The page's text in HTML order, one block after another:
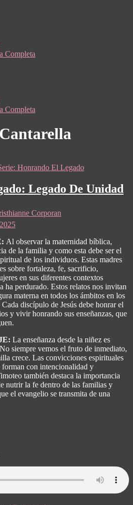
Completa
Completa
Honrando El Legado
Legado De Unidad
Corporan
Al observar la maternidad bíblica,
de la familia y como esta debe ser el
de los individuos. Estas madres
sobre fortaleza, fe, sacrificio,
en sus diferentes contextos
ha perdurado. Estos relatos nos invitan
materna en todos los ámbitos en los
discípulo de Jesús debe honrar el
y vivir honrando sus enseñanzas, que
La enseñanza desde la niñez es
siempre vemos el fruto de inmediato,
crece. Las convicciones espirituales
forman con intencionalidad y
también destaca la importancia
nutrir la fe dentro de las familias y
el evangelio se transmita de una